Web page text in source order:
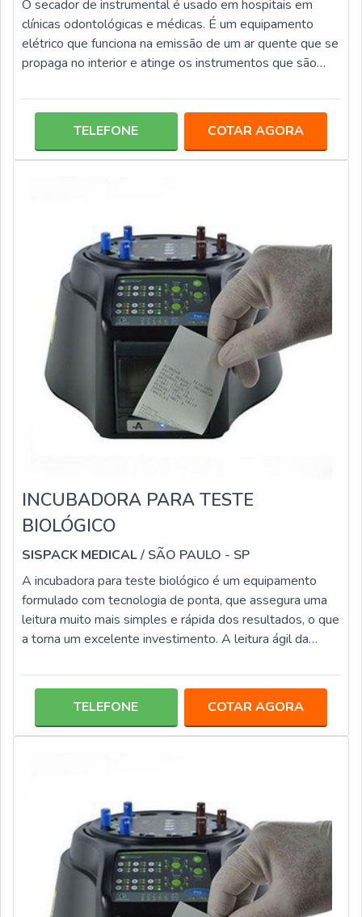
O secador de instrumental é usado em hospitais em
clínicas odontológicas e médicas. É um equipamento
elétrico que funciona na emissão de um ar quente que se
propaga no interior e atinge os instrumentos que são
secagem faz parte das muitas etapas que os
inserido.O secador executa o que um profissional faria
por meio de um tecido, porém, esse profissional pode
TELEFONE COTAR AGORA
INCUBADORA PARA TESTE
BIOLÓGICO
SISPACK MEDICAL/ SÃO PAULO - SP
A incubadora para teste biológico é um equipamento
formulado com tecnologia de ponta, que assegura uma
leitura muito mais simples e rápida dos resultados, o que
a torna um excelente investimento. A leitura ágil da
identifica com alta precisão a enzima e a alfa-glucosidase
rápida detecção das atividades, o equipamento é
versátil, pois é adequado para diversos tipos de
TELEFONE COTAR AGORA